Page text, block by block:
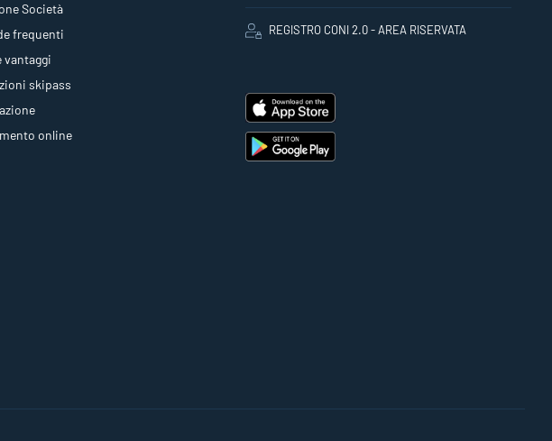
Società
frequenti
vantaggi
skipass
online
REGISTRO CONI 2.0 - AREA RISERVATA